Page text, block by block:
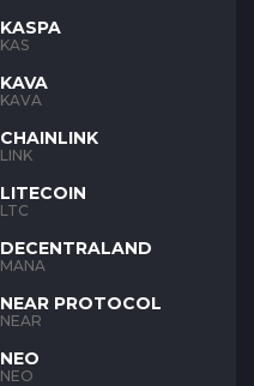
KASPA
KAS
KAVA
KAVA
CHAINLINK
LINK
LITECOIN
LTC
DECENTRALAND
MANA
NEAR PROTOCOL
NEAR
NEO
NEO